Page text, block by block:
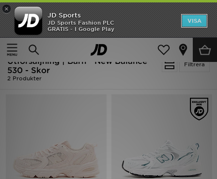
×
JD Sports
JD Sports Fashion PLC
GRATIS - I Google Play
VISA
Ny termin, ny stil Essentials för skolstarten
Hem
Barn
Filtrera
Utförsäljning | Barn - New Balance
530 - Skor
2 Produkter
Hem
REA
Nyheter
Herr
Varumärken
Bästsäljare